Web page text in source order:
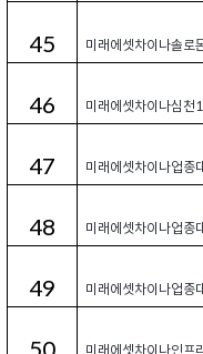
45 미래에셋차이나솔로
46 미래에셋차이나심천
47 미래에셋차이나업종
48 미래에셋차이나업종
49 미래에셋차이나업종
미래에셋차이나인프